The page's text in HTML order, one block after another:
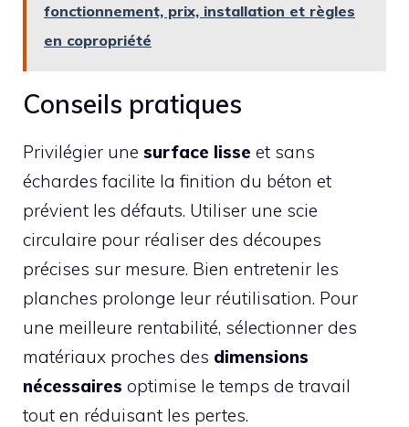
fonctionnement, prix, installation et règles
en copropriété
Conseils pratiques
Privilégier une surface lisse et sans
échardes facilite la finition du béton et
prévient les défauts. Utiliser une scie
circulaire pour réaliser des découpes
précises sur mesure. Bien entretenir les
planches prolonge leur réutilisation. Pour
une meilleure rentabilité, sélectionner des
matériaux proches des dimensions
nécessaires optimise le temps de travail
tout en réduisant les pertes.